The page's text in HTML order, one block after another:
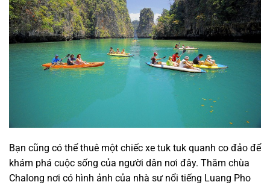
Bạn cũng có thể thuê một chiếc xe tuk tuk quanh co đảo để
khám phá cuộc sống của người dân nơi đây. Thăm chùa
Chalong nơi có hình ảnh của nhà sư nổi tiếng Luang Pho